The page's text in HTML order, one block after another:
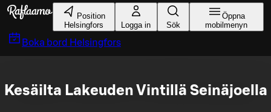
Gå till huvudinnehållet
Position
Helsingfors
Logga in Sök
Öppna
mobilmenyn
Boka bord Helsingfors
Kesäilta Lakeuden Vintillä Seinäjoella